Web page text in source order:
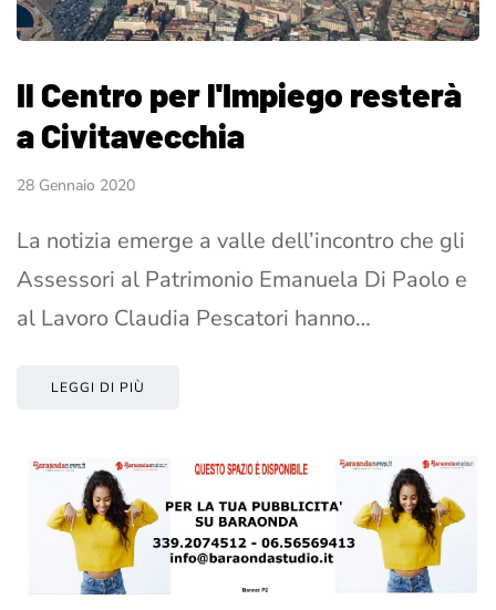
Il Centro per l'Impiego resterà
a Civitavecchia
28 Gennaio 2020
La notizia emerge a valle dell’incontro che gli
Assessori al Patrimonio Emanuela Di Paolo e
al Lavoro Claudia Pescatori hanno…
LEGGI DI PIÙ